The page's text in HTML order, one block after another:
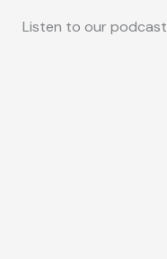
Listen to our podcast